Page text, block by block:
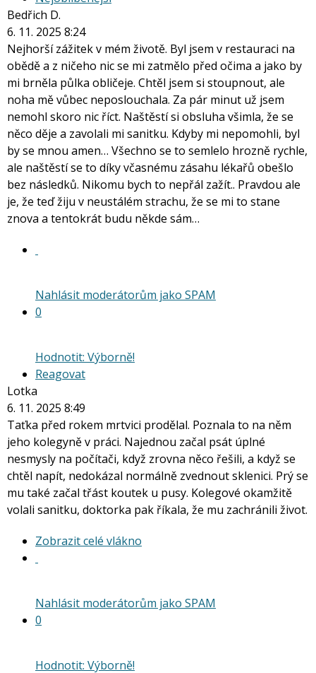
Bedřich D.
6. 11. 2025 8:24
Nejhorší zážitek v mém životě. Byl jsem v restauraci na
obědě a z ničeho nic se mi zatmělo před očima a jako by
mi brněla půlka obličeje. Chtěl jsem si stoupnout, ale
noha mě vůbec neposlouchala. Za pár minut už jsem
nemohl skoro nic říct. Naštěstí si obsluha všimla, že se
něco děje a zavolali mi sanitku. Kdyby mi nepomohli, byl
by se mnou amen… Všechno se to semlelo hrozně rychle,
ale naštěstí se to díky včasnému zásahu lékařů obešlo
bez následků. Nikomu bych to nepřál zažít.. Pravdou ale
je, že teď žiju v neustálém strachu, že se mi to stane
znova a tentokrát budu někde sám…
Nahlásit moderátorům jako SPAM
0
Hodnotit: Výborně!
Reagovat
Lotka
6. 11. 2025 8:49
Taťka před rokem mrtvici prodělal. Poznala to na něm
jeho kolegyně v práci. Najednou začal psát úplné
nesmysly na počítači, když zrovna něco řešili, a když se
chtěl napít, nedokázal normálně zvednout sklenici. Prý se
mu také začal třást koutek u pusy. Kolegové okamžitě
volali sanitku, doktorka pak říkala, že mu zachránili život.
Zobrazit celé vlákno
Nahlásit moderátorům jako SPAM
0
Hodnotit: Výborně!